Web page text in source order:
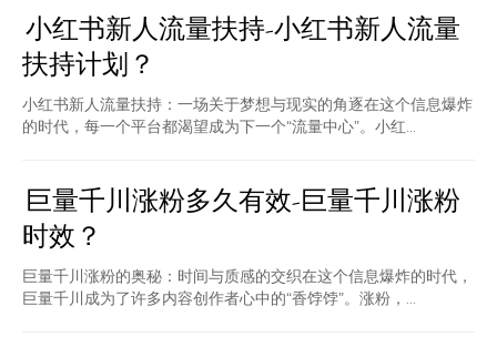
小红书新人流量扶持-小红书新人流量
扶持计划？
小红书新人流量扶持：一场关于梦想与现实的角逐在这个信息爆炸
的时代，每一个平台都渴望成为下一个“流量中心”。小红...
巨量千川涨粉多久有效-巨量千川涨粉
时效？
巨量千川涨粉的奥秘：时间与质感的交织在这个信息爆炸的时代，
巨量千川成为了许多内容创作者心中的“香饽饽”。涨粉，...